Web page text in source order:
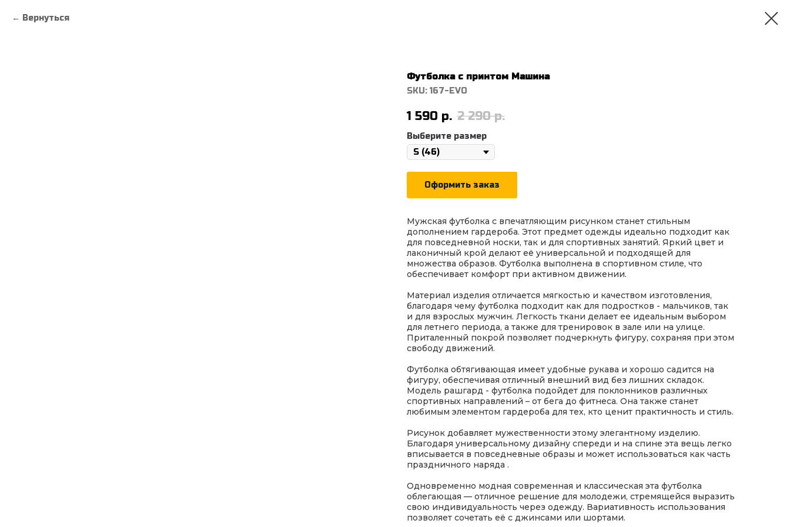
Вернуться
Футболка с принтом Машина
SKU: 167-EVO
1 590 р. 2 290 р.
Выберите размер
Оформить заказ
Мужская футболка с впечатляющим рисунком станет стильным
дополнением гардероба. Этот предмет одежды идеально подходит как
для повседневной носки, так и для спортивных занятий. Яркий цвет и
лаконичный крой делают её универсальной и подходящей для
множества образов. Футболка выполнена в спортивном стиле, что
обеспечивает комфорт при активном движении.
Материал изделия отличается мягкостью и качеством изготовления,
благодаря чему футболка подходит как для подростков - мальчиков, так
и для взрослых мужчин. Легкость ткани делает ее идеальным выбором
для летнего периода, а также для тренировок в зале или на улице.
Приталенный покрой позволяет подчеркнуть фигуру, сохраняя при этом
свободу движений.
Футболка обтягивающая имеет удобные рукава и хорошо садится на
фигуру, обеспечивая отличный внешний вид без лишних складок.
Модель рашгард - футболка подойдет для поклонников различных
спортивных направлений – от бега до фитнеса. Она также станет
любимым элементом гардероба для тех, кто ценит практичность и стиль.
Рисунок добавляет мужественности этому элегантному изделию.
Благодаря универсальному дизайну спереди и на спине эта вещь легко
вписывается в повседневные образы и может использоваться как часть
праздничного наряда .
Одновременно модная современная и классическая эта футболка
облегающая — отличное решение для молодежи, стремящейся выразить
свою индивидуальность через одежду. Вариативность использования
позволяет сочетать её с джинсами или шортами.